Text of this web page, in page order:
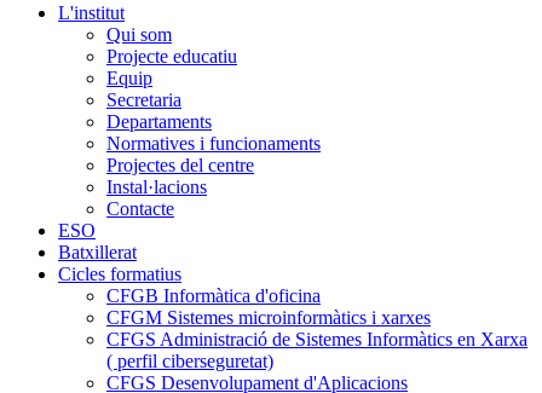
L'institut
Qui som
Projecte educatiu
Equip
Secretaria
Departaments
Normatives i funcionaments
Projectes del centre
Instal·lacions
Contacte
ESO
Batxillerat
Cicles formatius
CFGB Informàtica d'oficina
CFGM Sistemes microinformàtics i xarxes
CFGS Administració de Sistemes Informàtics en Xarxa
( perfil ciberseguretat)
CFGS Desenvolupament d'Aplicacions